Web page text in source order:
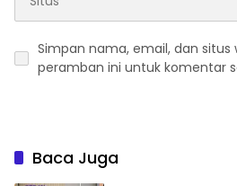
Simpan nama, email, dan situs
peramban ini untuk komentar
Baca Juga